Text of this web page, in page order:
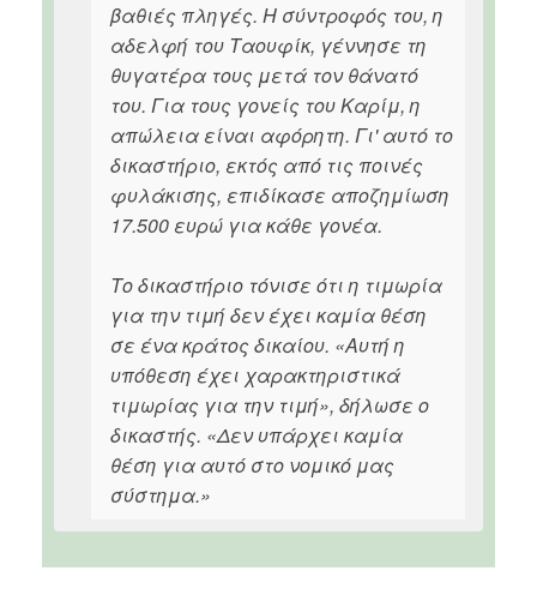
βαθιές πληγές. Η σύντροφός του, η
αδελφή του Ταουφίκ, γέννησε τη
θυγατέρα τους μετά τον θάνατό
του. Για τους γονείς του Καρίμ, η
απώλεια είναι αφόρητη. Γι' αυτό το
δικαστήριο, εκτός από τις ποινές
φυλάκισης, επιδίκασε αποζημίωση
17.500 ευρώ για κάθε γονέα.
Το δικαστήριο τόνισε ότι η τιμωρία
για την τιμή δεν έχει καμία θέση
σε ένα κράτος δικαίου. «Αυτή η
υπόθεση έχει χαρακτηριστικά
τιμωρίας για την τιμή», δήλωσε ο
δικαστής. «Δεν υπάρχει καμία
θέση για αυτό στο νομικό μας
σύστημα.»